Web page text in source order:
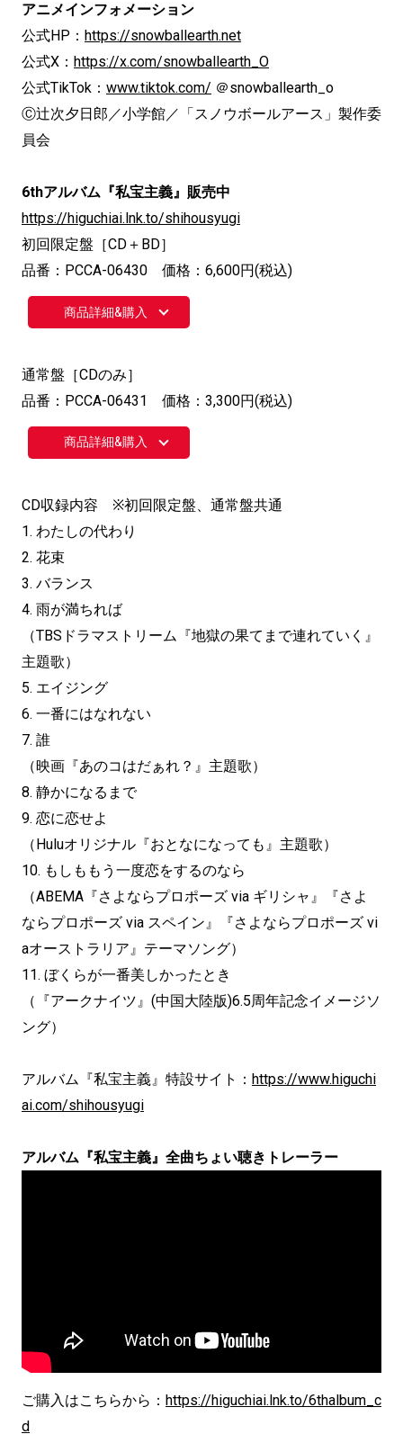
アニメインフォメーション
公式HP： https://snowballearth.net
公式X： https://x.com/snowballearth_O
公式TikTok： www.tiktok.com/ ＠snowballearth_o
Ⓒ辻次夕日郎／小学館／「スノウボールアース」製作委
員会
6thアルバム『私宝主義』販売中
https://higuchiai.lnk.to/shihousyugi
初回限定盤［CD＋BD］
品番：PCCA-06430 価格：6,600円(税込)
商品詳細&購入
通常盤［CDのみ］
品番：PCCA-06431 価格：3,300円(税込)
商品詳細&購入
CD収録内容 ※初回限定盤、通常盤共通
1. わたしの代わり
2. 花束
3. バランス
4. 雨が満ちれば
（TBSドラマストリーム『地獄の果てまで連れていく』
主題歌）
5. エイジング
6. 一番にはなれない
7. 誰
（映画『あのコはだぁれ？』主題歌）
8. 静かになるまで
9. 恋に恋せよ
（Huluオリジナル『おとなになっても』主題歌）
10. もしももう一度恋をするのなら
（ABEMA『さよならプロポーズ via ギリシャ』『さよ
ならプロポーズ via スペイン』『さよならプロポーズ vi
aオーストラリア』テーマソング）
11. ぼくらが一番美しかったとき
（『アークナイツ』(中国大陸版)6.5周年記念イメージソ
ング）
アルバム『私宝主義』特設サイト： https://www.higuchi
ai.com/shihousyugi
アルバム『私宝主義』全曲ちょい聴きトレーラー
ご購入はこちらから： https://higuchiai.lnk.to/6thalbum_c
d